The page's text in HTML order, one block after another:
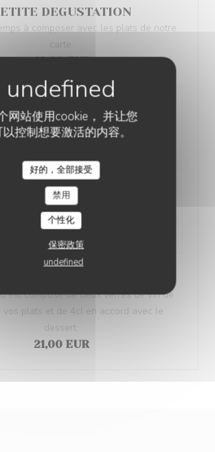
网站使用cookie， 并让您
控制想要激活的内容。
好的，全部接受
禁用
个性化
保密政策
undefined
DEGUSTATION
à composer avec les plats de notre
carte.
48,00 EUR
DEGUSTATION
en 6 temps composé par les chefs
ENFANT -10ans
Plat + dessert
12,00 EUR
est composé de deux verres de vin de
vos plats et de 4cl en accord avec le
dessert.
21,00 EUR
RESTAURANT AVITAR